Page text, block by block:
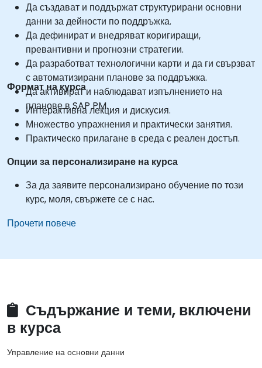
Да създават и поддържат структурирани основни
данни за дейности по поддръжка.
Да дефинират и внедряват коригиращи,
превантивни и прогнозни стратегии.
Да разработват технологични карти и да ги свързват
с автоматизирани планове за поддръжка.
Да активират и наблюдават изпълнението на
планове в SAP PM.
Формат на курса
Интерактивна лекция и дискусия.
Множество упражнения и практически занятия.
Практическо прилагане в среда с реален достъп.
Опции за персонализиране на курса
За да заявите персонализирано обучение по този
курс, моля, свържете се с нас.
Прочети повече
Съдържание и теми, включени
в курса
Управление на основни данни